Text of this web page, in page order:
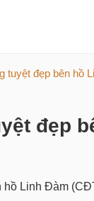
tuyệt đẹp bên hồ
đẹp